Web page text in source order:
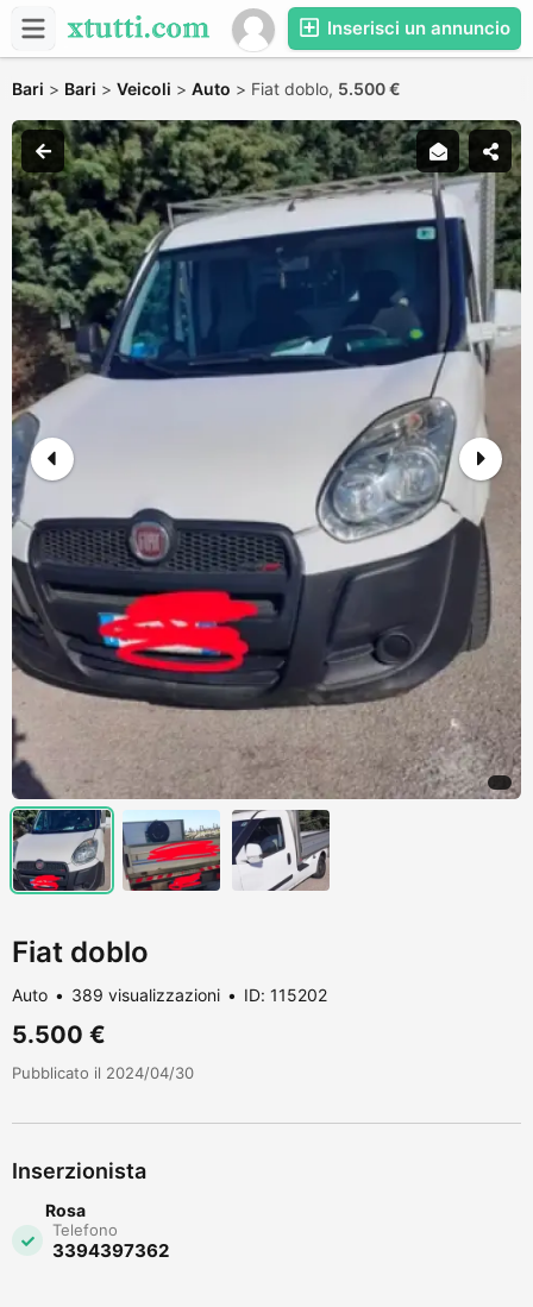
Inserisci un annuncio
Bari > Bari > Veicoli > Auto > Fiat doblo, 5.500 €
Fiat doblo
Auto 389 visualizzazioni ID: 115202
5.500 €
Pubblicato il 2024/04/30
Inserzionista
Rosa
Telefono
3394397362